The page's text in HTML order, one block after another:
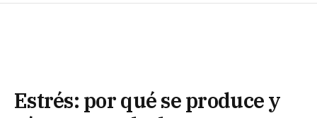
Estrés: por qué se produce y